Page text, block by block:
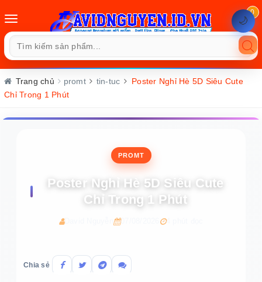
🌙
Toggle
navigation
0
Trang chủ promt tin-tuc
Poster Nghỉ Hè 5D Siêu Cute
Chỉ Trong 1 Phút
PROMT
Poster Nghỉ Hè 5D Siêu Cute
Chỉ Trong 1 Phút
David Nguyễn 07/08/2026 4 phút đọc
Chia sẻ